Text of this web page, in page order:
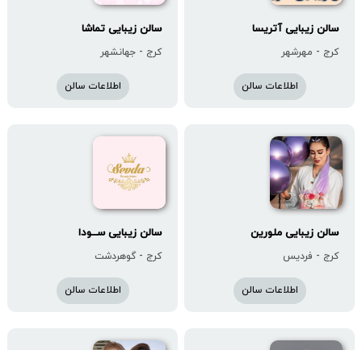
سالن زیبایی آتریسا
کرج - مهرشهر
اطلاعات سالن
سالن زیبایی تماشا
کرج - جهانشهر
اطلاعات سالن
سالن زیبایی ملورین
کرج - فردیس
اطلاعات سالن
سالن زیبایی سـ‌ـودا
کرج - گوهردشت
اطلاعات سالن